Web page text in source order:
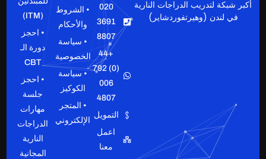
أكبر شبكة لتدريب الدراجات النارية
في لندن (وهيرتفوردشاير)
020
3691
8807
+44
(0) 792
006
4807
التمويل
اعمل
معنا
• الشروط
والأحكام
• سياسة
الخصوصية
• سياسة
الكوكيز
• المتجر
الإلكتروني
(ITM)
• احجز
دورة الـ
CBT
• احجز
جلسة
مهارات
الدراجات
النارية
المجانية